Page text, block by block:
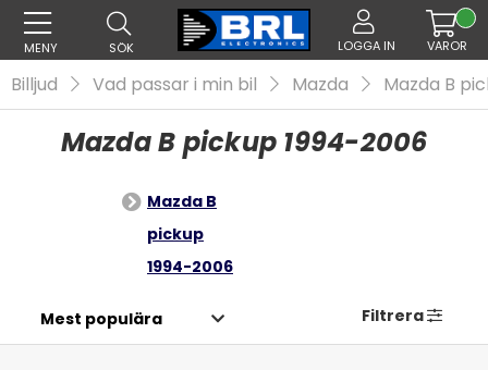
MENY SÖK LOGGA IN VAROR
Billjud Vad passar i min bil Mazda Mazda B
Mazda B pickup 1994-2006
Mazda B
pickup
1994-2006
Filtrera